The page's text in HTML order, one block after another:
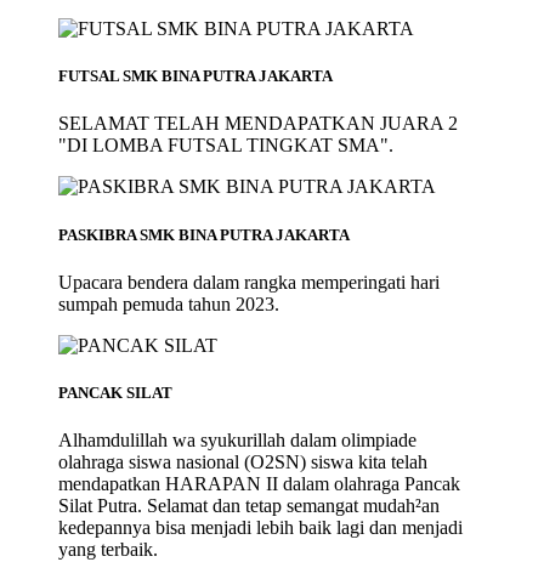
FUTSAL SMK BINA PUTRA JAKARTA
SELAMAT TELAH MENDAPATKAN JUARA 2
"DI LOMBA FUTSAL TINGKAT SMA".
PASKIBRA SMK BINA PUTRA JAKARTA
Upacara bendera dalam rangka memperingati hari
sumpah pemuda tahun 2023.
PANCAK SILAT
Alhamdulillah wa syukurillah dalam olimpiade
olahraga siswa nasional (O2SN) siswa kita telah
mendapatkan HARAPAN II dalam olahraga Pancak
Silat Putra. Selamat dan tetap semangat mudah²an
kedepannya bisa menjadi lebih baik lagi dan menjadi
yang terbaik.